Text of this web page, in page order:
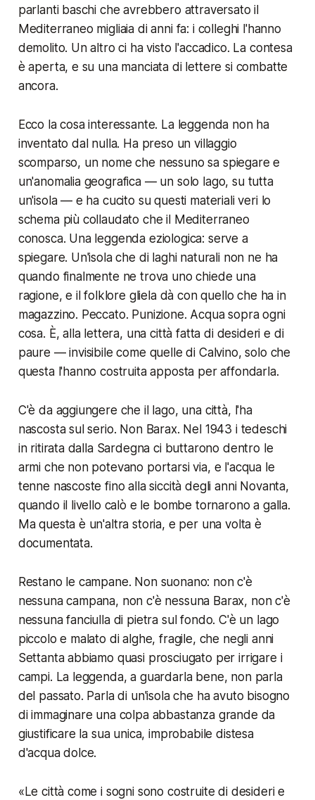
parlanti baschi che avrebbero attraversato il
Mediterraneo migliaia di anni fa: i colleghi l'hanno
demolito. Un altro ci ha visto l'accadico. La contesa
è aperta, e su una manciata di lettere si combatte
ancora.
Ecco la cosa interessante. La leggenda non ha
inventato dal nulla. Ha preso un villaggio
scomparso, un nome che nessuno sa spiegare e
un'anomalia geografica — un solo lago, su tutta
un'isola — e ha cucito su questi materiali veri lo
schema più collaudato che il Mediterraneo
conosca. Una leggenda eziologica: serve a
spiegare. Un'isola che di laghi naturali non ne ha
quando finalmente ne trova uno chiede una
ragione, e il folklore gliela dà con quello che ha in
magazzino. Peccato. Punizione. Acqua sopra ogni
cosa. È, alla lettera, una città fatta di desideri e di
paure — invisibile come quelle di Calvino, solo che
questa l'hanno costruita apposta per affondarla.
C'è da aggiungere che il lago, una città, l'ha
nascosta sul serio. Non Barax. Nel 1943 i tedeschi
in ritirata dalla Sardegna ci buttarono dentro le
armi che non potevano portarsi via, e l'acqua le
tenne nascoste fino alla siccità degli anni Novanta,
quando il livello calò e le bombe tornarono a galla.
Ma questa è un'altra storia, e per una volta è
documentata.
Restano le campane. Non suonano: non c'è
nessuna campana, non c'è nessuna Barax, non c'è
nessuna fanciulla di pietra sul fondo. C'è un lago
piccolo e malato di alghe, fragile, che negli anni
Settanta abbiamo quasi prosciugato per irrigare i
campi. La leggenda, a guardarla bene, non parla
del passato. Parla di un'isola che ha avuto bisogno
di immaginare una colpa abbastanza grande da
giustificare la sua unica, improbabile distesa
d'acqua dolce.
«Le città come i sogni sono costruite di desideri e